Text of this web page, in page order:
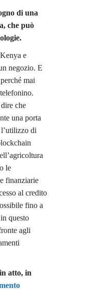
di una
che può
e
negozio. E
mai
che
una porta
l’utilizzo di
le
finanziarie
al credito
fino a
questo
agli
atto, in